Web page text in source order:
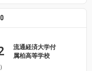
流通経済大学付
属柏高等学校